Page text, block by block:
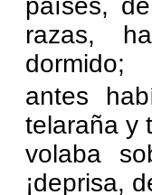
países,
razas,
dormido;
antes
telaraña y
volaba
¡deprisa,